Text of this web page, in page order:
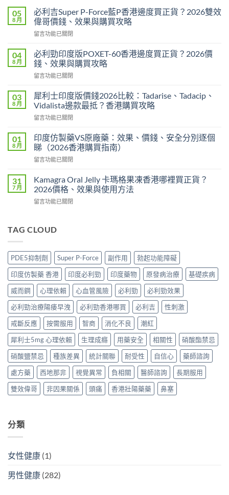
05
8 月
必利吉Super P-Force藍P香港邊度買正貨？2026雙效
偉哥價錢、效果與購買攻略
在
利
吉
Super
P-
藍
P
港
度
買
貨？
雙
效
偉
效
與
購
買
攻
略〉
留言功能已關閉
04
8 月
必利勁印度版POXET-60香港邊度買正貨？2026價
錢、效果與購買攻略
在
利
勁
印
度
POXET-
60
香
港
度
買
貨？
錢、
與
購
買
攻
略〉
中
留言功能已關閉
03
8 月
犀利士印度版價錢2026比較：Tadarise、Tadacip、
Vidalista邊款最抵？香港購買攻略
在
利
士
印
度
價
錢
比
Tadacip、
款
最
抵？
香
購
買
攻
略〉
中
留言功能已關閉
01
8 月
印度仿製藥VS原廠藥：效果、價錢、安全分別逐個
睇（2026香港購買指南）
在
度
仿
製
藥
廠
果、
價
錢、
安
分
別
逐
個
睇
（2026
香
港
購
買
指
南）〉
留言功能已關閉
31
7 月
Kamagra Oral Jelly 卡瑪格果凍香港哪裡買正貨？
2026價格、效果與使用方法
在
Jelly
格
果
凍
香
港
哪
裡
買
正
貨？
2026
價
格、
效
與
使
留言功能已關閉
TAG CLOUD
PDE5抑制劑 Super P-Force 副作用
勃起功能障礙
印度仿製藥 香港
印度必利勁 印度藥物 原發病治療
基礎疾病
威而鋼
心理依賴 心血管風險 必利勁
必利勁效果
必利勁治療陽痿早洩
必利勁香港哪買 必利吉
性刺激
戒斷反應
按需服用 智商 消化不良
潮紅
犀利士5mg 心理依賴
生理成癮 用藥安全 相關性
硝酸酯禁忌
硝酸鹽禁忌
種族差異 統計關聯 耐受性 自信心
藥師諮詢
處方藥
西地那非 視覺異常 負相關 醫師諮詢
長期服用
雙效偉哥
非因果關係 頭痛 香港壯陽藥藥 鼻塞
分類
女性健康 (1)
男性健康 (282)